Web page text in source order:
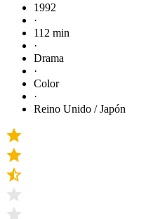
1992
·
112 min
·
Drama
·
Color
·
Reino Unido / Japón